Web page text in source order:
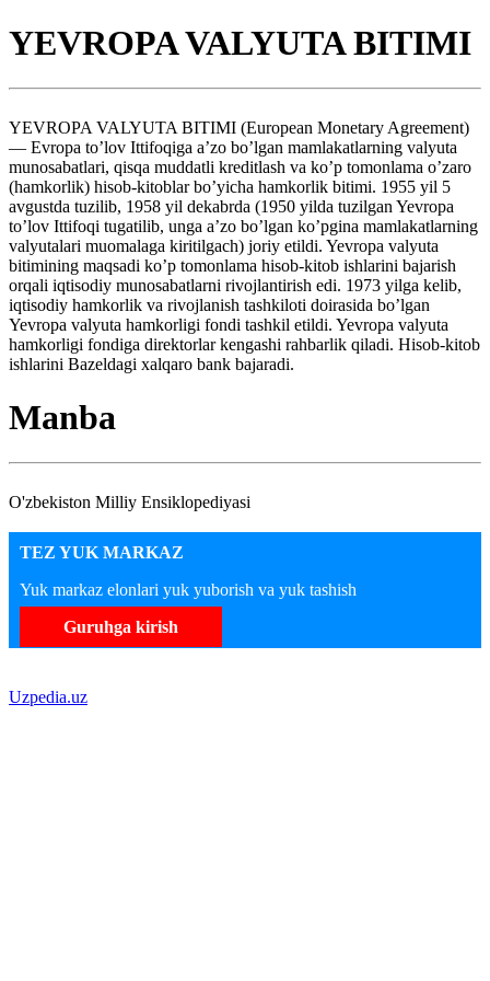
YEVROPA VALYUTA BITIMI
YEVROPA VALYUTA BITIMI (European Monetary Agreement)
— Evropa to’lov Ittifoqiga a’zo bo’lgan mamlakatlarning valyuta
munosabatlari, qisqa muddatli kreditlash va ko’p tomonlama o’zaro
(hamkorlik) hisob-kitoblar bo’yicha hamkorlik bitimi. 1955 yil 5
avgustda tuzilib, 1958 yil dekabrda (1950 yilda tuzilgan Yevropa
to’lov Ittifoqi tugatilib, unga a’zo bo’lgan ko’pgina mamlakatlarning
valyutalari muomalaga kiritilgach) joriy etildi. Yevropa valyuta
bitimining maqsadi ko’p tomonlama hisob-kitob ishlarini bajarish
orqali iqtisodiy munosabatlarni rivojlantirish edi. 1973 yilga kelib,
iqtisodiy hamkorlik va rivojlanish tashkiloti doirasida bo’lgan
Yevropa valyuta hamkorligi fondi tashkil etildi. Yevropa valyuta
hamkorligi fondiga direktorlar kengashi rahbarlik qiladi. Hisob-kitob
ishlarini Bazeldagi xalqaro bank bajaradi.
Manba
O'zbekiston Milliy Ensiklopediyasi
TEZ YUK MARKAZ
Yuk markaz elonlari yuk yuborish va yuk tashish
Guruhga kirish
Uzpedia.uz